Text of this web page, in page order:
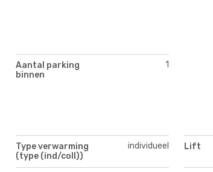
Aantal parking
binnen
1
Type verwarming
(type (ind/coll))
individueel Lift